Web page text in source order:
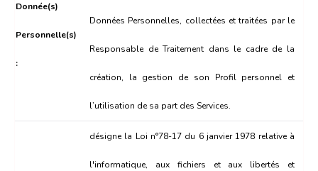
Donnée(s)
Personnelle(s)
:
Données Personnelles, collectées et traitées par le
Responsable de Traitement dans le cadre de la
création, la gestion de son Profil personnel et
l’utilisation de sa part des Services.
désigne la Loi n°78-17 du 6 janvier 1978 relative à
l'informatique, aux fichiers et aux libertés et